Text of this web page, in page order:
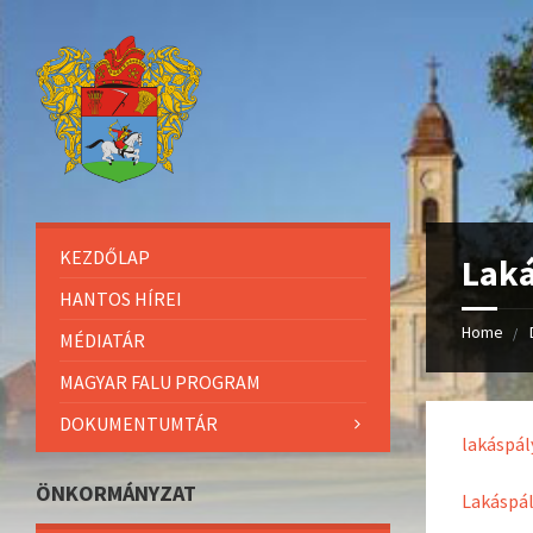
Home
KEZDŐLAP
HANTOS HÍREI
MÉDIATÁR
MAGYAR FALU PROGRAM
DOKUMENTUMTÁR
ÖNKORMÁNYZAT